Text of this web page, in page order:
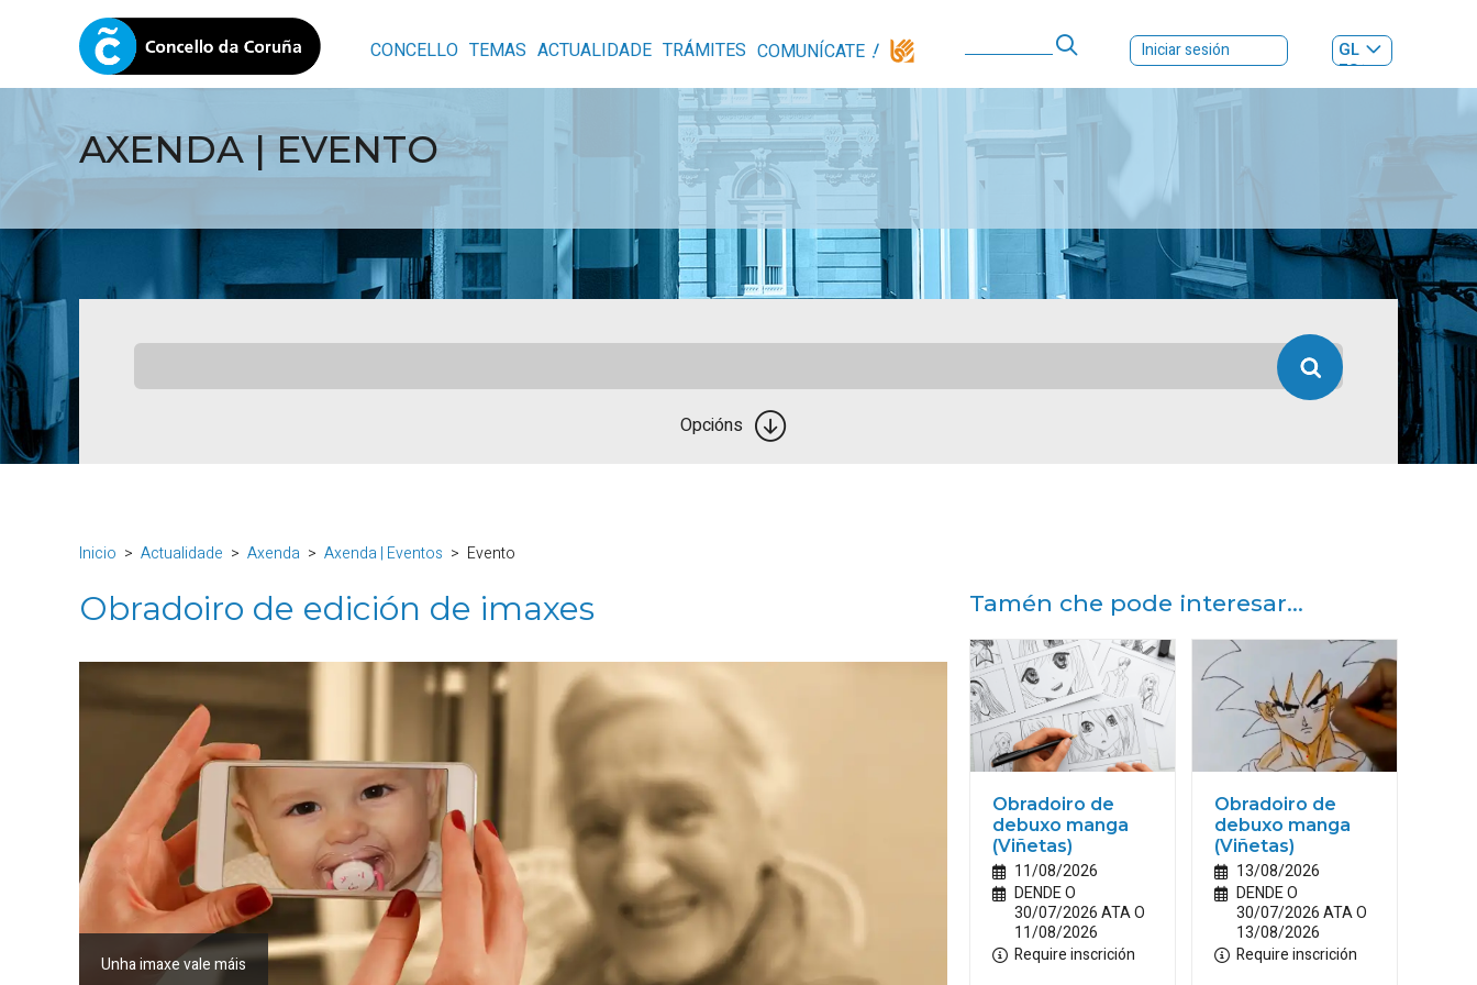
CONCELLO TEMAS ACTUALIDADE TRÁMITES COMUNÍCATE Iniciar sesión
GL
ES|
AXENDA | EVENTO
Opcións
Inicio Actualidade Axenda Axenda | Eventos Evento
Obradoiro de edición de imaxes
Unha imaxe vale máis
Tamén che pode interesar...
Obradoiro de
debuxo manga
(Viñetas)
11/08/2026
DENDE O
30/07/2026 ATA O
11/08/2026
Require inscrición
Obradoiro de
debuxo manga
(Viñetas)
13/08/2026
DENDE O
30/07/2026 ATA O
13/08/2026
Require inscrición